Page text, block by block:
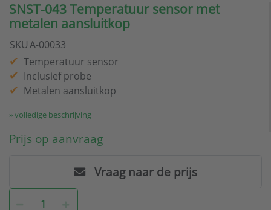
SNST-043 Temperatuur sensor met
metalen aansluitkop
SKUA-00033
Temperatuur sensor
Inclusief probe
Metalen aansluitkop
» volledige beschrijving
Prijs op aanvraag
Vraag naar de prijs